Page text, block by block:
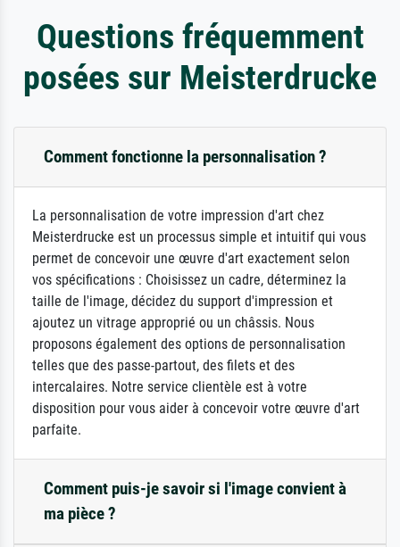
Questions fréquemment
posées sur Meisterdrucke
Comment fonctionne la personnalisation ?
La personnalisation de votre impression d'art chez
Meisterdrucke est un processus simple et intuitif qui vous
permet de concevoir une œuvre d'art exactement selon
vos spécifications : Choisissez un cadre, déterminez la
taille de l'image, décidez du support d'impression et
ajoutez un vitrage approprié ou un châssis. Nous
proposons également des options de personnalisation
telles que des passe-partout, des filets et des
intercalaires. Notre service clientèle est à votre
disposition pour vous aider à concevoir votre œuvre d'art
parfaite.
Comment puis-je savoir si l'image convient à
ma pièce ?